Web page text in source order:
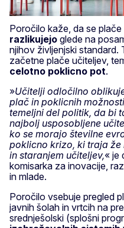
Poročilo kaže, da se
razlikujejo glede na
njihov življenjski standard.
začetne plače učiteljev,
celotno poklicno pot.
»Učitelji odločilno
plač in poklicnih
temeljni del politik, da bi
najbolj usposobljene
ko se morajo številne
poklicno krizo, ki traja že
in staranjem učiteljev,« je
komisarka za inovacije,
in mlade.
Poročilo vsebuje pregled
javnih šolah in vrtcih na
srednješolski (splošni